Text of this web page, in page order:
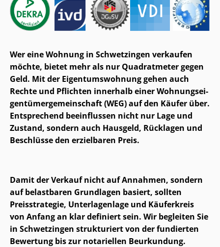
Wer eine Wohnung in Schwetzingen verkaufen
möchte, bietet mehr als nur Quadratmeter gegen
Geld. Mit der Ei­gen­tums­woh­nung gehen auch
Rechte und Pflichten innerhalb einer Woh­nungs­ei­
gen­tü­mer­ge­mein­schaft (WEG) auf den Käufer über.
Entsprechend beeinflussen nicht nur Lage und
Zustand, sondern auch Hausgeld, Rücklagen und
Beschlüsse den erzielbaren Preis.
Damit der Verkauf nicht auf Annahmen, sondern
auf belastbaren Grundlagen basiert, sollten
Preisstrategie, Unterlagenlage und Käuferkreis
von Anfang an klar definiert sein. Wir begleiten Sie
in Schwetzingen strukturiert von der fundierten
Bewertung bis zur notariellen Beurkundung.